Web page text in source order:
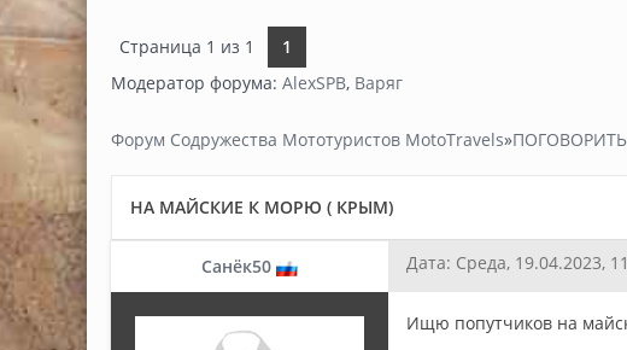
Страница 1 из 1
1
Модератор форума: AlexSPB, Варяг
Форум Содружества Мототуристов MotoTravels»
НА МАЙСКИЕ К МОРЮ ( КРЫМ)
Санёк50 Дата: Среда, 19.04.2023,
Ищю попутчиков на